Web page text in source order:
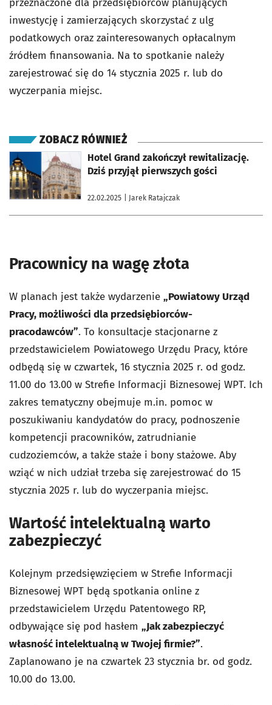
przeznaczone dla przedsiębiorców planujących
inwestycję i zamierzających skorzystać z ulg
podatkowych oraz zainteresowanych opłacalnym
źródłem finansowania. Na to spotkanie należy
zarejestrować się do 14 stycznia 2025 r. lub do
wyczerpania miejsc.
ZOBACZ RÓWNIEŻ
Hotel Grand zakończył rewitalizację.
Dziś przyjął pierwszych gości
22.02.2025 | Jarek Ratajczak
otworzy się w nowej karcie
Pracownicy na wagę złota
W planach jest także wydarzenie „Powiatowy Urząd
Pracy, możliwości dla przedsiębiorców-
pracodawców”. To konsultacje stacjonarne z
przedstawicielem Powiatowego Urzędu Pracy, które
odbędą się w czwartek, 16 stycznia 2025 r. od godz.
11.00 do 13.00 w Strefie Informacji Biznesowej WPT. Ich
zakres tematyczny obejmuje m.in. pomoc w
poszukiwaniu kandydatów do pracy, podnoszenie
kompetencji pracowników, zatrudnianie
cudzoziemców, a także staże i bony stażowe. Aby
wziąć w nich udział trzeba się zarejestrować do 15
stycznia 2025 r. lub do wyczerpania miejsc.
Wartość intelektualną warto
zabezpieczyć
Kolejnym przedsięwzięciem w Strefie Informacji
Biznesowej WPT będą spotkania online z
przedstawicielem Urzędu Patentowego RP,
odbywające się pod hasłem „Jak zabezpieczyć
własność intelektualną w Twojej firmie?”.
Zaplanowano je na czwartek 23 stycznia br. od godz.
10.00 do 13.00.